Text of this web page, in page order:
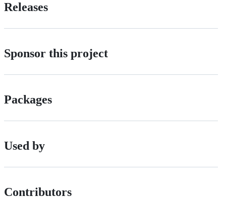
Releases
Sponsor this project
Packages
Used by
Contributors